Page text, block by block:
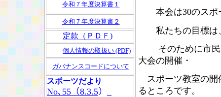
令和７年度決算書１
令和７年度決算書２
定款（ＰＤＦ)
個人情報の取扱い (PDF)
ガバナンスコードについて
スポーツだより
No､55（8.3.5）
本会は30のスポ
私たちの目標は
そのために市民
大会の開催・
スポーツ教室の開
るところです。